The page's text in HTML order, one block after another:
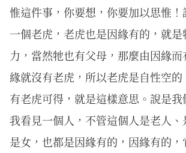
惟這件事，你要想，你要加以思惟
一個老虎，老虎也是因緣有的，就
力，當然牠也有父母，那麼由因緣
緣就沒有老虎，所以老虎是自性空
有老虎可得，就是這樣意思。說是我
我看見一個人，不管這個人是老人、
是女，也都是因緣有的，因緣有的，